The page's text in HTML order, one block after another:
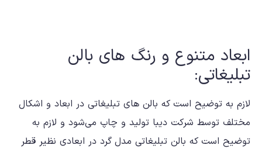
ابعاد متنوع و رنگ های بالن
تبلیغاتی:
لازم به توضیح است که بالن های تبلیغاتی در ابعاد و اشکال
مختلف توسط شرکت دیبا تولید و چاپ می‌شود و لازم به
توضیح است که بالن تبلیغاتی مدل گرد در ابعادی نظیر قطر